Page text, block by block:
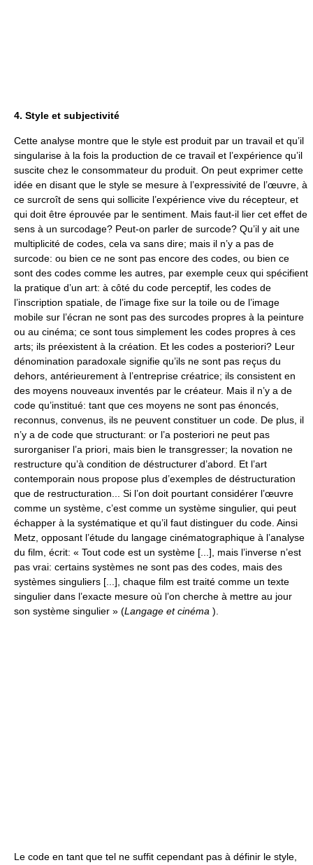
4. Style et subjectivité
Cette analyse montre que le style est produit par un travail et qu’il
singularise à la fois la production de ce travail et l’expérience qu’il
suscite chez le consommateur du produit. On peut exprimer cette
idée en disant que le style se mesure à l’expressivité de l’œuvre, à
ce surcroît de sens qui sollicite l’expérience vive du récepteur, et
qui doit être éprouvée par le sentiment. Mais faut-il lier cet effet de
sens à un surcodage? Peut-on parler de surcode? Qu’il y ait une
multiplicité de codes, cela va sans dire; mais il n’y a pas de
surcode: ou bien ce ne sont pas encore des codes, ou bien ce
sont des codes comme les autres, par exemple ceux qui spécifient
la pratique d’un art: à côté du code perceptif, les codes de
l’inscription spatiale, de l’image fixe sur la toile ou de l’image
mobile sur l’écran ne sont pas des surcodes propres à la peinture
ou au cinéma; ce sont tous simplement les codes propres à ces
arts; ils préexistent à la création. Et les codes a posteriori? Leur
dénomination paradoxale signifie qu’ils ne sont pas reçus du
dehors, antérieurement à l’entreprise créatrice; ils consistent en
des moyens nouveaux inventés par le créateur. Mais il n’y a de
code qu’institué: tant que ces moyens ne sont pas énoncés,
reconnus, convenus, ils ne peuvent constituer un code. De plus, il
n’y a de code que structurant: or l’a posteriori ne peut pas
surorganiser l’a priori, mais bien le transgresser; la novation ne
restructure qu’à condition de déstructurer d’abord. Et l’art
contemporain nous propose plus d’exemples de déstructuration
que de restructuration... Si l’on doit pourtant considérer l’œuvre
comme un système, c’est comme un système singulier, qui peut
échapper à la systématique et qu’il faut distinguer du code. Ainsi
Metz, opposant l’étude du langage cinématographique à l’analyse
du film, écrit: « Tout code est un système [...], mais l’inverse n’est
pas vrai: certains systèmes ne sont pas des codes, mais des
systèmes singuliers [...], chaque film est traité comme un texte
singulier dans l’exacte mesure où l’on cherche à mettre au jour
son système singulier » (Langage et cinéma ).
Le code en tant que tel ne suffit cependant pas à définir le style,